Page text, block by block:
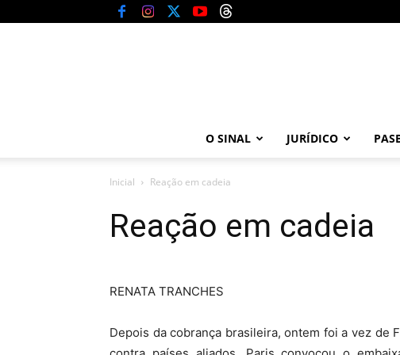
O SINAL JURÍDICO
Inicial Reação em cadeia
Reação em cadeia
RENATA TRANCHES
Depois da cobrança brasileira, ontem foi a vez de